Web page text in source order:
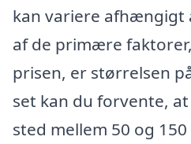
kan variere afhængigt
af de primære
prisen, er størrelsen
set kan du forvente,
sted mellem 50 og